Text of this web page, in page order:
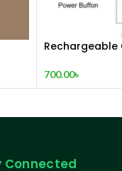
Rechargeable
700.00৳
Connected